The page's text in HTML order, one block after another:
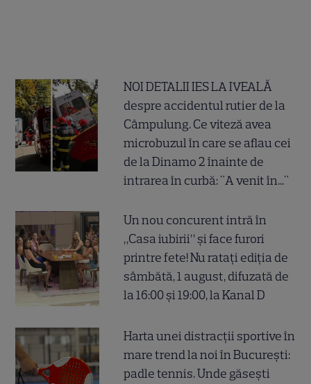
NOI DETALII IES LA IVEALĂ
despre accidentul rutier de la
Câmpulung. Ce viteză avea
microbuzul în care se aflau cei
de la Dinamo 2 înainte de
intrarea în curbă: "A venit în..."
Un nou concurent intră în
„Casa iubirii” și face furori
printre fete! Nu ratați ediția de
sâmbătă, 1 august, difuzată de
la 16:00 și 19:00, la Kanal D
Harta unei distracții sportive în
mare trend la noi în București:
padle tennis. Unde găsești